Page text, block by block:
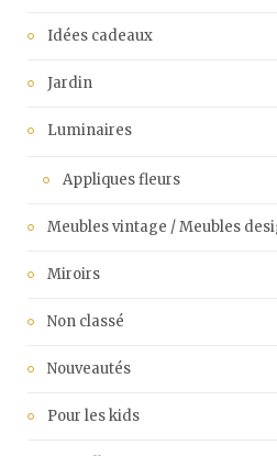
Idées cadeaux
Jardin
Luminaires
Appliques fleurs
Meubles vintage / Meubles
Miroirs
Non classé
Nouveautés
Pour les kids